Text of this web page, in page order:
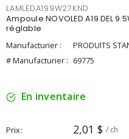
LAMLEDA199W27KND
Ampoule NOVOLED A19 DEL
réglable
Manufacturier :
PRODUITS
# Manufacturier : 69775
En inventaire
Prix 2,01 $ / ch